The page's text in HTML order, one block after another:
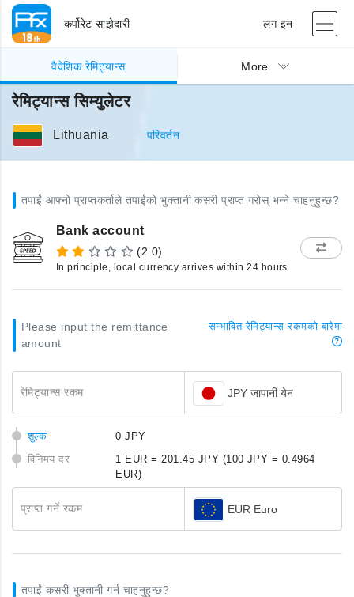
कर्पोरेट साझेदारी लग इन
वैदेशिक रेमिट्यान्स More
रेमिट्यान्स सिम्युलेटर
Lithuania परिवर्तन
तपाईं आफ्नो प्राप्तकर्ताले तपाईंको भुक्तानी कसरी प्राप्त गरोस् भन्ने चाहनुहुन्छ?
Bank account
(2.0)
In principle, local currency arrives within 24 hours
Please input the remittance
amount
सम्भावित रेमिट्यान्स रकमको बारेमा
रेमिट्यान्स रकम JPY जापानी येन
शुल्क
0 JPY
विनिमय दर
1 EUR = 201.45 JPY (100 JPY = 0.4964
EUR)
प्राप्त गर्ने रकम EUR Euro
तपाईं कसरी भुक्तानी गर्न चाहनुहुन्छ?